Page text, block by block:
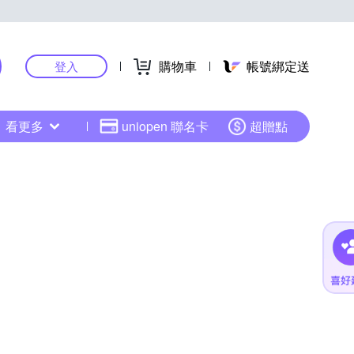
登入 購物車 帳號綁定送
看更多 uniopen 聯名卡 超贈點